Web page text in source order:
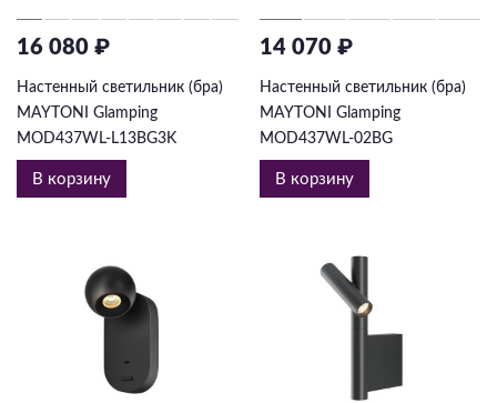
16 080 ₽
Настенный светильник (бра)
MAYTONI Glamping
MOD437WL-L13BG3K
В корзину
14 070 ₽
Настенный светильник (бра)
MAYTONI Glamping
MOD437WL-02BG
В корзину